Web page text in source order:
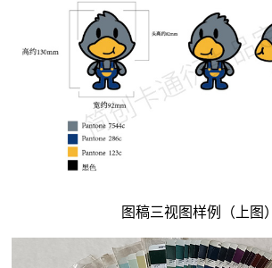
图稿三视图样例（上图）